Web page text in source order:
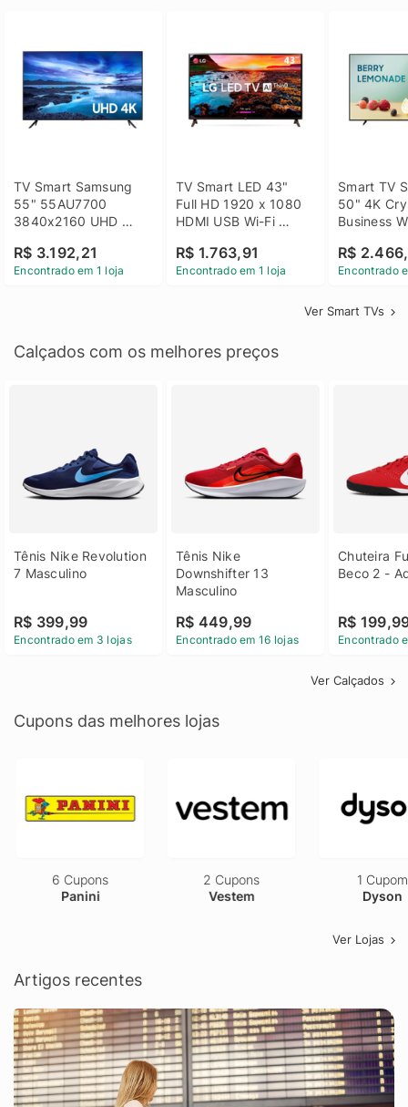
TV Smart Samsung
55" 55AU7700
3840x2160 UHD
Bluetooth
R$ 3.192,21
Encontrado em 1 loja
TV Smart LED 43"
Full HD 1920 x 1080
HDMI USB Wi-Fi
43LM631C0SB LG
R$ 1.763,91
Encontrado em 1 loja
Smart TV
50" 4K
Business
R$
Encontrado
Ver Smart TVs
Calçados com os melhores preços
Tênis Nike Revolution
7 Masculino
R$ 399,99
Encontrado em 3 lojas
Tênis Nike
Downshifter 13
Masculino
R$ 449,99
Encontrado em 16 lojas
Chuteira
Beco 2 -
R$
Encontrado
Ver Calçados
Cupons das melhores lojas
6 Cupons
Panini
2 Cupons
Vestem
1 Cupom
Dyson
Ver Lojas
Artigos recentes